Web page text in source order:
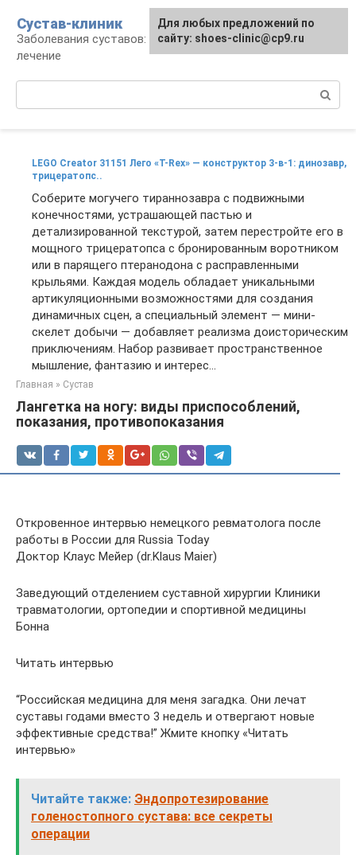
контенту
Сустав-клиник
Заболевания суставов: профилактика и
лечение
LEGO Creator 31151 Лего «T-Rex» — конструктор 3-в-1: динозавр,
трицератопс..
Соберите могучего тираннозавра с подвижными
конечностями, устрашающей пастью и
детализированной текстурой, затем перестройте его в
мощного трицератопса с бронированным воротником
или в парящего птеранодона с расправленными
крыльями. Каждая модель обладает уникальными
артикуляционными возможностями для создания
динамичных сцен, а специальный элемент — мини-
скелет добычи — добавляет реализма доисторическим
приключениям. Набор развивает пространственное
мышление, фантазию и интерес...
Главная » Сустав
Лангетка на ногу: виды приспособлений,
показания, противопоказания
Откровенное интервью немецкого ревматолога после
работы в России для Russia Today
Доктор Клаус Мейер (dr.Klaus Maier)
Заведующий отделением суставной хирургии Клиники
травматологии, ортопедии и спортивной медицины
Бонна
Читать интервью
“Российская медицина для меня загадка. Они лечат
суставы годами вместо 3 недель и отвергают новые
эффективные средства!” Жмите кнопку «Читать
интервью»
Читайте также: Эндопротезирование
голеностопного сустава: все секреты
операции
Для любых предложений по
сайту: shoes-clinic@cp9.ru